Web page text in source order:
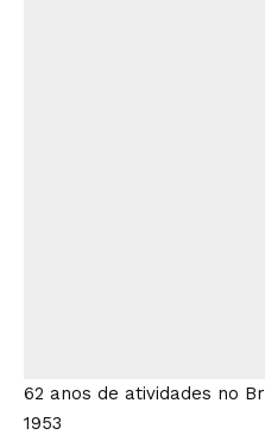
62 anos de atividades no
1953